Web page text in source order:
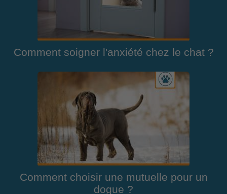
Comment soigner l'anxiété chez le chat ?
Comment choisir une mutuelle pour un
dogue ?